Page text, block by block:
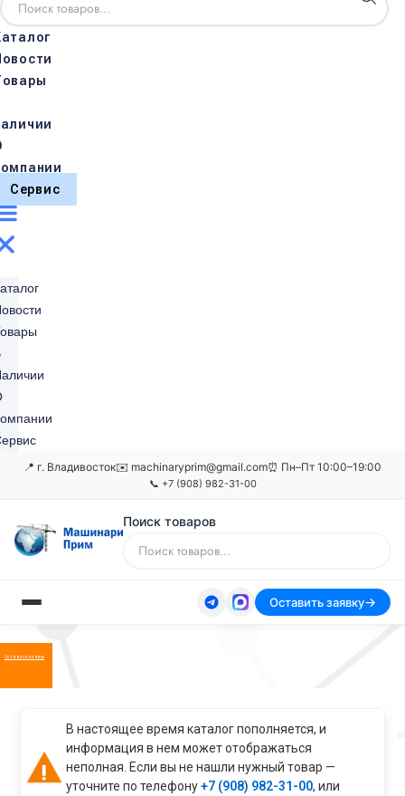
Сервис
📍 г. Владивосток✉️ machinaryprim@gmail.com⏰ Пн–Пт 10:00–19:00
📞 +7 (908) 982-31-00
Поиск товаров
Оставить заявку
Оставить заявку
В настоящее время каталог пополняется, и
информация в нем может отображаться
неполная. Если вы не нашли нужный товар —
уточните по телефону+7 (908) 982-31-00, или